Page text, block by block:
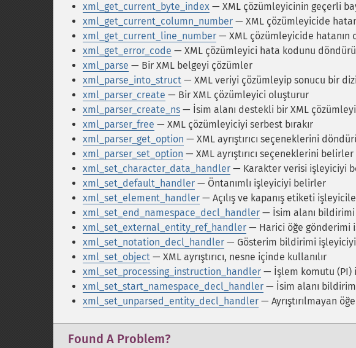
xml_get_current_byte_index — XML çözümleyicinin geçerli
xml_get_current_column_number — XML çözümleyicide
xml_get_current_line_number — XML çözümleyicide hatanın
xml_get_error_code — XML çözümleyici hata kodunu
xml_parse — Bir XML belgeyi çözümler
xml_parse_into_struct — XML veriyi çözümleyip sonucu bir
xml_parser_create — Bir XML çözümleyici oluşturur
xml_parser_create_ns — İsim alanı destekli bir XML
xml_parser_free — XML çözümleyiciyi serbest bırakır
xml_parser_get_option — XML ayrıştırıcı seçeneklerini
xml_parser_set_option — XML ayrıştırıcı seçeneklerini belirler
xml_set_character_data_handler — Karakter verisi işleyiciyi
xml_set_default_handler — Öntanımlı işleyiciyi belirler
xml_set_element_handler — Açılış ve kapanış etiketi
xml_set_end_namespace_decl_handler — İsim alanı
xml_set_external_entity_ref_handler — Harici öğe gönderimi
xml_set_notation_decl_handler — Gösterim bildirimi
xml_set_object — XML ayrıştırıcı, nesne içinde kullanılır
xml_set_processing_instruction_handler — İşlem komutu (PI)
xml_set_start_namespace_decl_handler — İsim alanı
xml_set_unparsed_entity_decl_handler — Ayrıştırılmayan
Found A Problem?